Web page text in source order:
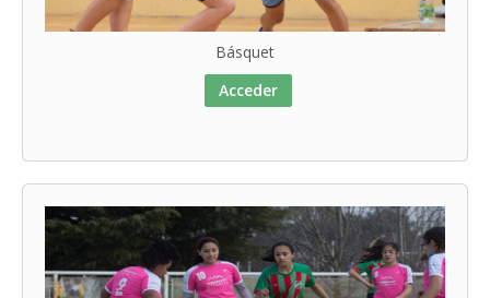
Básquet
Acceder